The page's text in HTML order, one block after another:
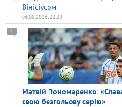
Вінісіусом
06.08.2026, 22:29
Матвій Пономаренко:
свою безгольову серію»
1